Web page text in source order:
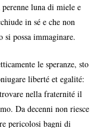
luna di miele e
in sé e che non
si possa immaginare.
le speranze, sto
liberté et egalité:
nella fraternité il
Da decenni non riesce
pericolosi bagni di